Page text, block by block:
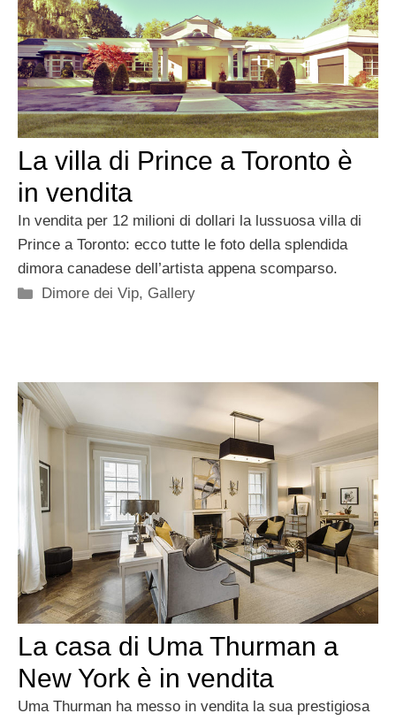
La villa di Prince a Toronto è
in vendita
In vendita per 12 milioni di dollari la lussuosa villa di
Prince a Toronto: ecco tutte le foto della splendida
dimora canadese dell’artista appena scomparso.
Categorie
Dimore dei Vip, Gallery
La casa di Uma Thurman a
New York è in vendita
Uma Thurman ha messo in vendita la sua prestigiosa